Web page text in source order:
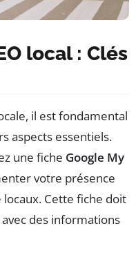
local : Clés
il est fondamental
aspects essentiels.
une fiche Google My
votre présence
Cette fiche doit
des informations